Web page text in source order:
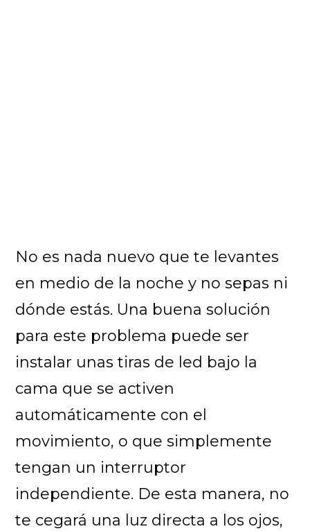
No es nada nuevo que te levantes
en medio de la noche y no sepas ni
dónde estás. Una buena solución
para este problema puede ser
instalar unas tiras de led bajo la
cama que se activen
automáticamente con el
movimiento, o que simplemente
tengan un interruptor
independiente. De esta manera, no
te cegará una luz directa a los ojos,